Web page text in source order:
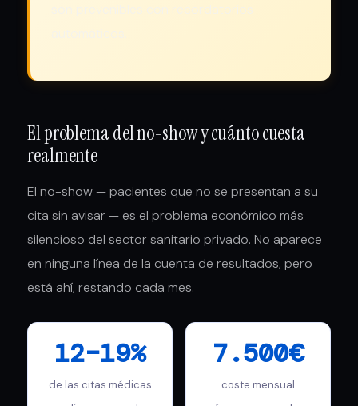
son prevenibles con recordatorios
El problema del no-show y cuánto cuesta
realmente
El no-show — pacientes que no se presentan a su
cita sin avisar — es el problema económico más
silencioso del sector sanitario privado. No aparece
en ninguna línea de la cuenta de resultados, pero
está ahí, restando cada mes.
12–19%
de las citas médicas
7.500€
coste mensual